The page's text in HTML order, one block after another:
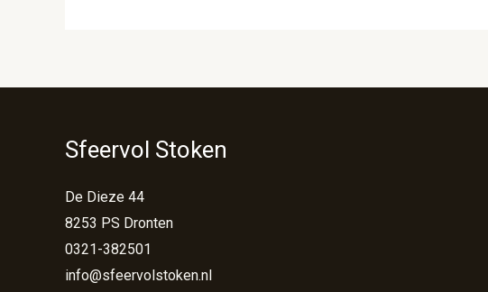
Sfeervol Stoken
De Dieze 44
8253 PS Dronten
0321-382501
info@sfeervolstoken.nl